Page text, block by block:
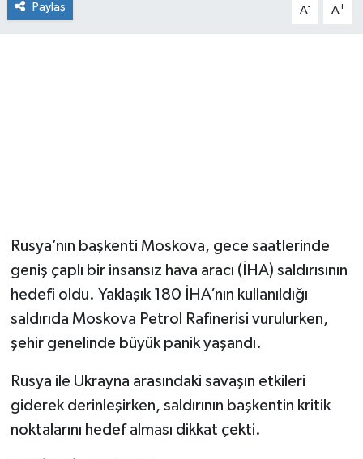
Paylaş A- A+
Rusya’nın başkenti Moskova, gece saatlerinde
geniş çaplı bir insansız hava aracı (İHA) saldırısının
hedefi oldu. Yaklaşık 180 İHA’nın kullanıldığı
saldırıda Moskova Petrol Rafinerisi vurulurken,
şehir genelinde büyük panik yaşandı.
Rusya ile Ukrayna arasındaki savaşın etkileri
giderek derinleşirken, saldırının başkentin kritik
noktalarını hedef alması dikkat çekti.